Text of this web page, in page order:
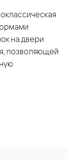
на двери
позволяющей